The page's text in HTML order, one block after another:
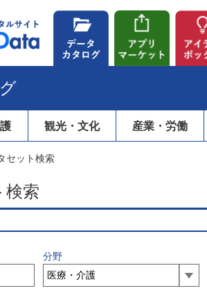
観光・文化 産業・労働
セット検索
検索
分野